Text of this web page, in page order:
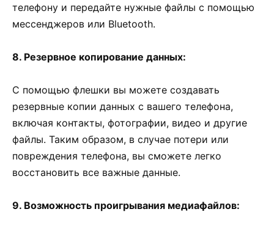
телефону и передайте нужные файлы с помощью
мессенджеров или Bluetooth.
8. Резервное копирование данных:
С помощью флешки вы можете создавать
резервные копии данных с вашего телефона,
включая контакты, фотографии, видео и другие
файлы. Таким образом, в случае потери или
повреждения телефона, вы сможете легко
восстановить все важные данные.
9. Возможность проигрывания медиафайлов: